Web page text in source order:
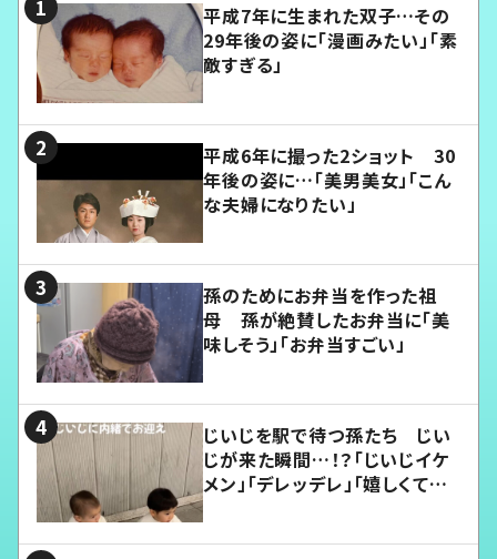
平成7年に生まれた双子…その
29年後の姿に「漫画みたい」「素
敵すぎる」
平成6年に撮った2ショット 30
年後の姿に…「美男美女」「こん
な夫婦になりたい」
孫のためにお弁当を作った祖
母 孫が絶賛したお弁当に「美
味しそう」「お弁当すごい」
じいじを駅で待つ孫たち じい
じが来た瞬間…！？「じいじイケ
メン」「デレッデレ」「嬉しくて可